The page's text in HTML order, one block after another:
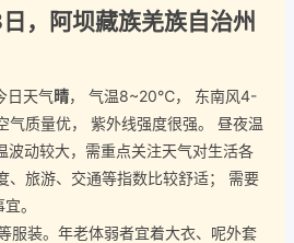
，阿坝藏族羌族自治州
日天气晴， 气温8~20℃， 东南风4-
气质量优， 紫外线强度很强。 昼夜温
动较大，需重点关注天气对生活各
、旅游、交通等指数比较舒适； 需要
。
装。年老体弱者宜着大衣、呢外套